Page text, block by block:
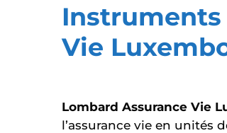
Instruments
Vie
Lombard Assurance Vie
l’assurance vie en unités